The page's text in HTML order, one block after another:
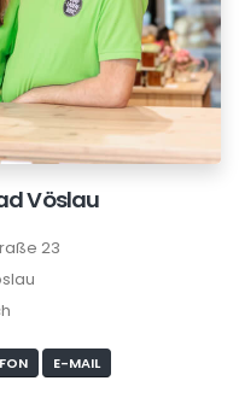
Vöslau
23
E-MAIL